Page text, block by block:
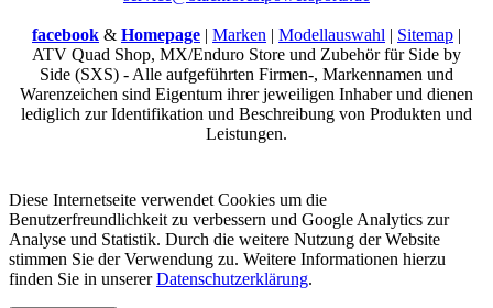
facebook & Homepage | Marken | Modellauswahl | Sitemap |
ATV Quad Shop, MX/Enduro Store und Zubehör für Side by
Side (SXS) - Alle aufgeführten Firmen-, Markennamen und
Warenzeichen sind Eigentum ihrer jeweiligen Inhaber und dienen
lediglich zur Identifikation und Beschreibung von Produkten und
Leistungen.
Diese Internetseite verwendet Cookies um die
Benutzerfreundlichkeit zu verbessern und Google Analytics zur
Analyse und Statistik. Durch die weitere Nutzung der Website
stimmen Sie der Verwendung zu. Weitere Informationen hierzu
finden Sie in unsererDatenschutzerklärung.